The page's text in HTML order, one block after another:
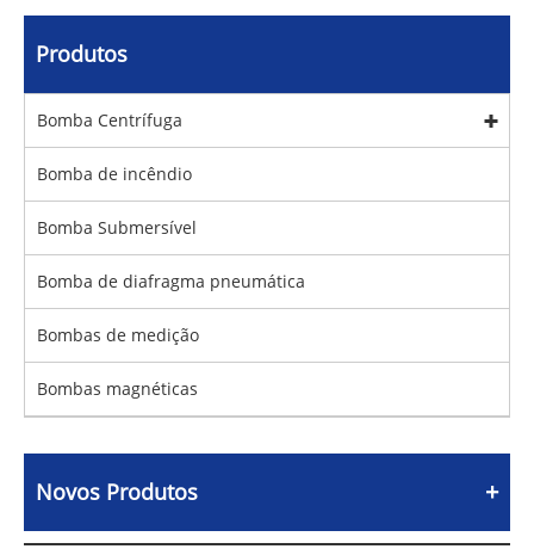
Produtos
Bomba Centrífuga
Bomba de incêndio
Bomba Submersível
Bomba de diafragma pneumática
Bombas de medição
Bombas magnéticas
Novos Produtos